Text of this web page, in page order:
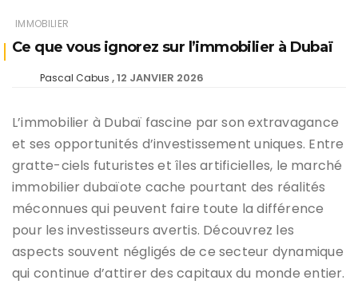
IMMOBILIER
Ce que vous ignorez sur l’immobilier à Dubaï
Pascal Cabus 12 JANVIER 2026
L’immobilier à Dubaï fascine par son extravagance
et ses opportunités d’investissement uniques. Entre
gratte-ciels futuristes et îles artificielles, le marché
immobilier dubaïote cache pourtant des réalités
méconnues qui peuvent faire toute la différence
pour les investisseurs avertis. Découvrez les
aspects souvent négligés de ce secteur dynamique
qui continue d’attirer des capitaux du monde entier.